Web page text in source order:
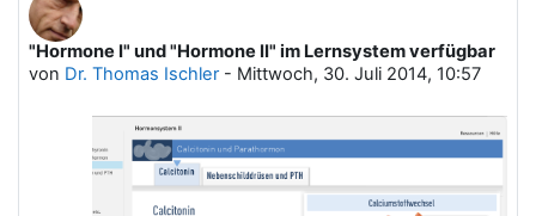
"Hormone I" und "Hormone II" im Lernsystem verfügbar
von Dr. Thomas Ischler- Mittwoch, 30. Juli 2014, 10:57